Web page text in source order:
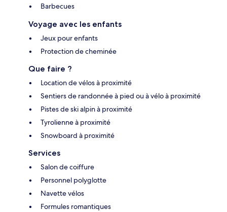
Barbecues
Voyage avec les enfants
Jeux pour enfants
Protection de cheminée
Que faire ?
Location de vélos à proximité
Sentiers de randonnée à pied ou à vélo à proximité
Pistes de ski alpin à proximité
Tyrolienne à proximité
Snowboard à proximité
Services
Salon de coiffure
Personnel polyglotte
Navette vélos
Formules romantiques